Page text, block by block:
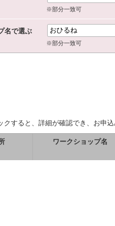
※部分一致可
名で選ぶ
※部分一致可
クすると、詳細が確認でき、お申込
ワークショップ名